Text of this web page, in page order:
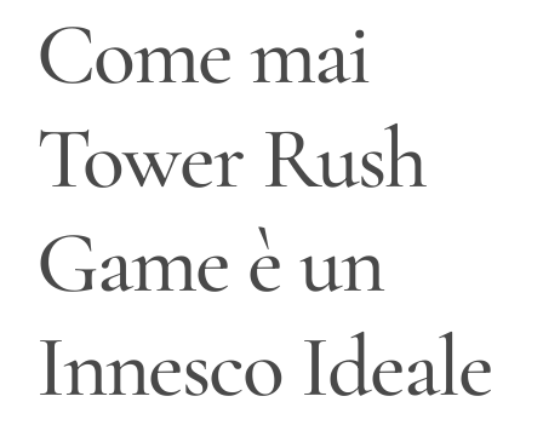
Come mai
Tower Rush
Game è un
Innesco Ideale